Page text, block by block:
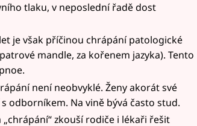
tlaku, v neposlední řadě dost
je však příčinou chrápání patologické
mandle, za kořenem jazyka). Tento
není neobvyklé. Ženy akorát své
odborníkem. Na vině bývá často stud.
zkouší rodiče i lékaři řešit